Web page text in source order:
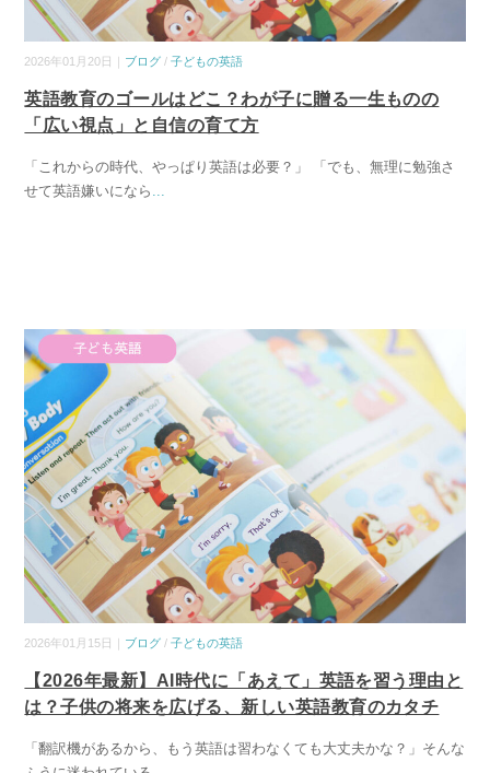
2026年01月20日｜ ブログ /子どもの英語
英語教育のゴールはどこ？わが子に贈る一生ものの
「広い視点」と自信の育て方
「これからの時代、やっぱり英語は必要？」 「でも、無理に勉強さ
せて英語嫌いになら ...
2026年01月15日｜ ブログ /子どもの英語
【2026年最新】AI時代に「あえて」英語を習う理由と
は？子供の将来を広げる、新しい英語教育のカタチ
「翻訳機があるから、もう英語は習わなくても大丈夫かな？」そんな